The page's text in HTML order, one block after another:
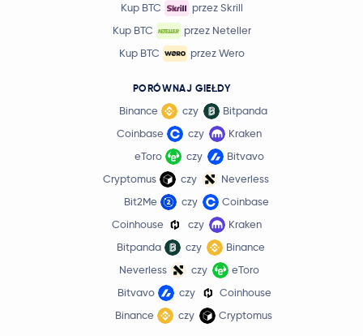
Kup BTC
przez Skrill
Kup BTC
przez Neteller
Kup BTC
przez Wero
PORÓWNAJ GIEŁDY
Binance czy
Bitpanda
Coinbase
czy
Kraken
eToro
czy
Bitvavo
Cryptomus
czy
Neverless
Bit2Me
czy
Coinbase
Coinhouse
czy
Kraken
Bitpanda
czy
Binance
Neverless
czy
eToro
Bitvavo
czy
Coinhouse
Binance
czy Cryptomus